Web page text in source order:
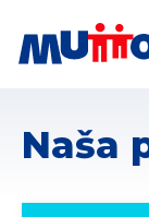
Naša